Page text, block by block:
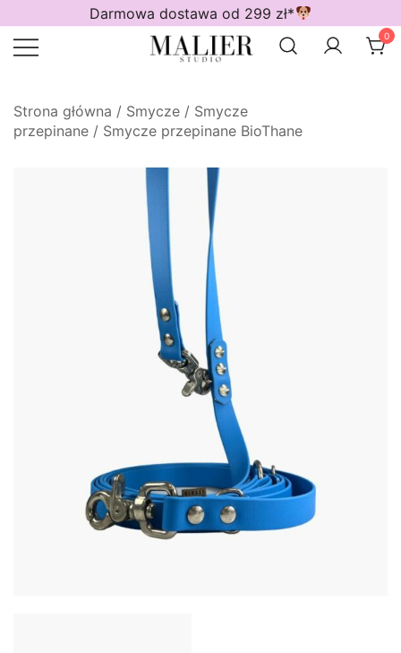
do
treści
Darmowa dostawa od 299 zł*
0
Strona główna / Smycze / Smycze
przepinane / Smycze przepinane BioThane